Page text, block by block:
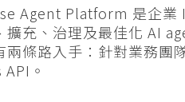
Agent Platform 是企業
擴充、治理及最佳化 AI
兩條路入手：針對業務
。